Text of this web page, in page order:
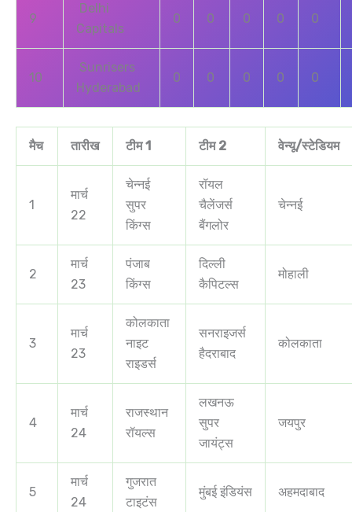
9
Delhi
Capitals
0 0 0 0 0
10
Sunrisers
Hyderabad
0 0 0 0 0
मैच तारीख टीम 1 टीम 2 वेन्यू/स्टेडियम
1
मार्च
22
चेन्नई
सुपर
किंग्स
रॉयल
चैलेंजर्स
बैंगलोर
चेन्नई
2
मार्च
23
पंजाब
किंग्स
दिल्ली
कैपिटल्स
मोहाली
3
मार्च
23
कोलकाता
नाइट
राइडर्स
सनराइजर्स
हैदराबाद
कोलकाता
4
मार्च
24
राजस्थान
रॉयल्स
लखनऊ
सुपर
जायंट्स
जयपुर
5
मार्च
24
गुजरात
टाइटंस
मुंबई इंडियंस अहमदाबाद